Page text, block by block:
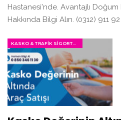
Hastanesi'nde. Avantajlı Doğum
Hakkında Bilgi Alın. (0312) 911